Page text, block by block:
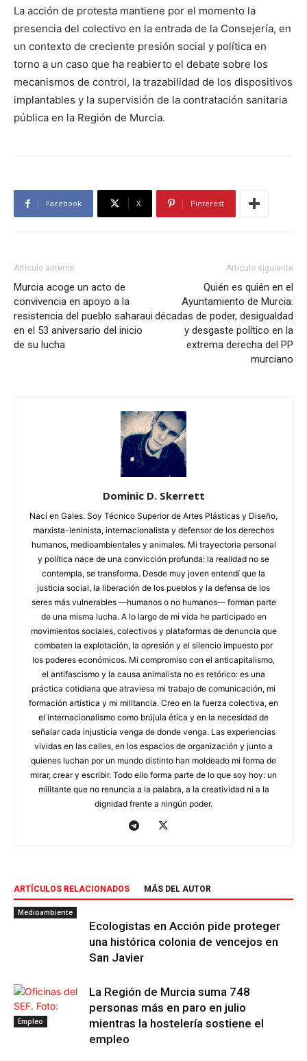
La acción de protesta mantiene por el momento la
presencia del colectivo en la entrada de la Consejería, en
un contexto de creciente presión social y política en
torno a un caso que ha reabierto el debate sobre los
mecanismos de control, la trazabilidad de los dispositivos
implantables y la supervisión de la contratación sanitaria
pública en la Región de Murcia.
Facebook X Pinterest
Artículo anterior
Murcia acoge un acto de
convivencia en apoyo a la
resistencia del pueblo saharaui
en el 53 aniversario del inicio
de su lucha
Artículo siguiente
Quién es quién en el
Ayuntamiento de Murcia:
décadas de poder, desigualdad
y desgaste político en la
extrema derecha del PP
murciano
Dominic D. Skerrett
Nací en Gales. Soy Técnico Superior de Artes Plásticas y Diseño,
marxista-leninista, internacionalista y defensor de los derechos
humanos, medioambientales y animales. Mi trayectoria personal
y política nace de una convicción profunda: la realidad no se
contempla, se transforma. Desde muy joven entendí que la
justicia social, la liberación de los pueblos y la defensa de los
seres más vulnerables —humanos o no humanos— forman parte
de una misma lucha. A lo largo de mi vida he participado en
movimientos sociales, colectivos y plataformas de denuncia que
combaten la explotación, la opresión y el silencio impuesto por
los poderes económicos. Mi compromiso con el anticapitalismo,
el antifascismo y la causa animalista no es retórico: es una
práctica cotidiana que atraviesa mi trabajo de comunicación, mi
formación artística y mi militancia. Creo en la fuerza colectiva, en
el internacionalismo como brújula ética y en la necesidad de
señalar cada injusticia venga de donde venga. Las experiencias
vividas en las calles, en los espacios de organización y junto a
quienes luchan por un mundo distinto han moldeado mi forma de
mirar, crear y escribir. Todo ello forma parte de lo que soy hoy: un
militante que no renuncia a la palabra, a la creatividad ni a la
dignidad frente a ningún poder.
ARTÍCULOS RELACIONADOS MÁS DEL AUTOR
Medioambiente
Ecologistas en Acción pide proteger
una histórica colonia de vencejos en
San Javier
Empleo
La Región de Murcia suma 748
personas más en paro en julio
mientras la hostelería sostiene el
empleo